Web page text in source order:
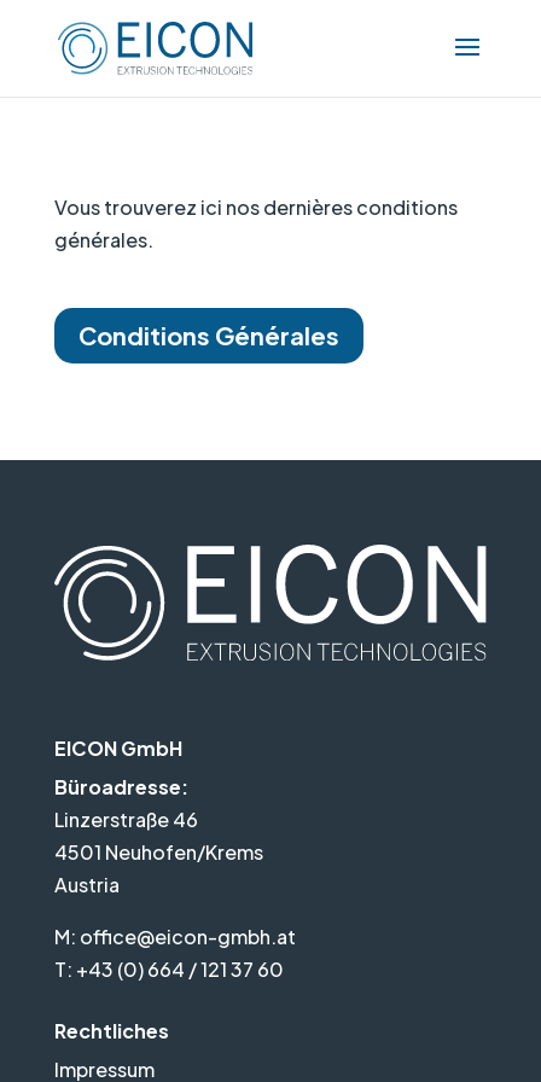
Vous trouverez ici nos dernières conditions
générales.
Conditions Générales
EICON GmbH
Büroadresse:
Linzerstraße 46
4501 Neuhofen/Krems
Austria
M: office@eicon-gmbh.at
T: +43 (0) 664 / 121 37 60
Rechtliches
Impressum